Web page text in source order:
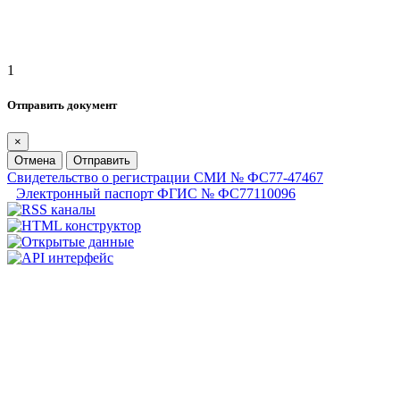
1
Отправить документ
×
Отмена
Отправить
Свидетельство о регистрации СМИ № ФС77-47467
Электронный паспорт ФГИС № ФС77110096